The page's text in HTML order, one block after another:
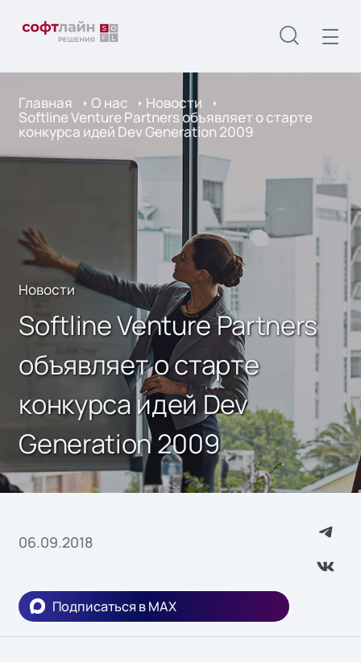
Главная О нас Новости
Softline Venture Partners объявляет о старте
конкурса идей Dev Generation 2009
Новости
Softline Venture Partners
объявляет о старте
конкурса идей Dev
Generation 2009
06.09.2018
Подписаться в MAX